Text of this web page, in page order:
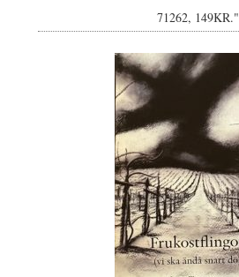
71262, 149KR."